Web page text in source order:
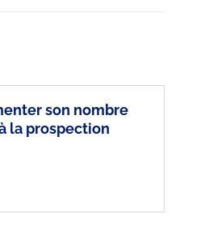
son nombre
la prospection